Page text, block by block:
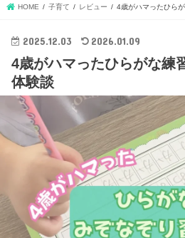
HOME 子育て レビュー 4歳がハマったひら
2025.12.03 2026.01.09
4歳がハマったひらがな練
体験談